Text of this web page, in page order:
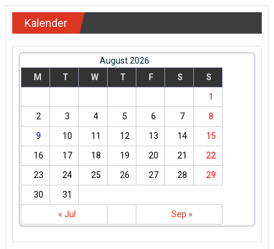
Kalender
August 2026
M
T W T F S S
« Jul Sep »
1
2
3 4 5 6 7
8
9
10 11 12 13 14
15
16
17 18 19 20 21
22
23
24 25 26 27 28
29
30
31